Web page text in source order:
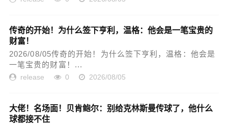
传奇的开始！为什么签下亨利，温格：他会是一笔宝贵的
财富！
2026/08/05传奇的开始！为什么签下亨利，温格：他会是
一笔宝贵的财富！...
release 0 2026/08/05
大佬！名场面！贝肯鲍尔：别给克林斯曼传球了，他什么
球都接不住